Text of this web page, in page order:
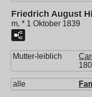
Friedrich August
m, * 1 Oktober 1839
Mutter-leiblich
alle